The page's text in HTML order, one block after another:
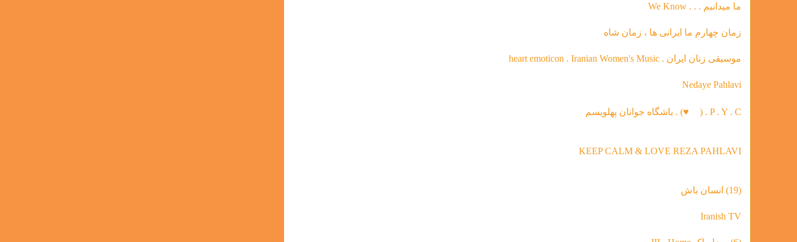
ما ميدانيم . . . We Know
زمان چهارم ما ايرانى ها ، زمان شاه
موسیقی‌ زنان ایران . heart emoticon . Iranian Women's Music
Nedaye Pahlavi
P . Y . C . (
♥) . باشگاه جوانان پهلویسم
KEEP CALM & LOVE REZA PAHLAVI
(19) انسان باش
Iranish TV